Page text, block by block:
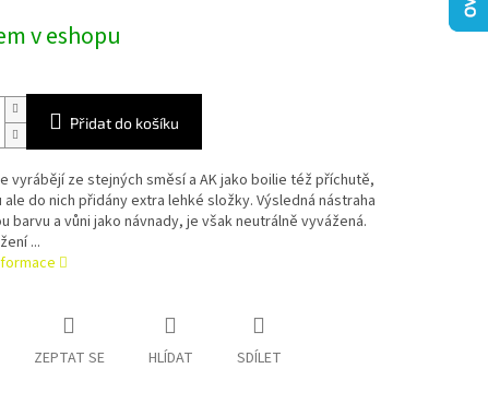
v eshopu
Přidat do košíku
vyrábějí ze stejných směsí a AK jako boilie též příchutě,
ale do nich přidány extra lehké složky. Výsledná nástraha
barvu a vůni jako návnady, je však neutrálně vyvážená.
...
ZEPTAT SE HLÍDAT SDÍLET